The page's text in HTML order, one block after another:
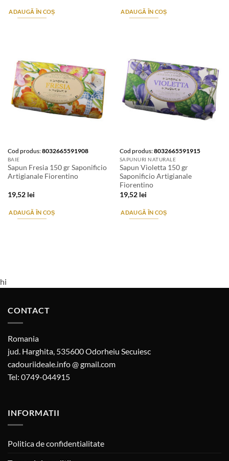
ADAUGĂ ÎN COȘ ADAUGĂ ÎN COȘ
Cod produs:8032665591908
BAIE
Sapun Fresia 150 gr Saponificio
Artigianale Fiorentino
19,52 lei
ADAUGĂ ÎN COȘ
Cod produs:8032665591915
SAPUNURI NATURALE
Sapun Violetta 150 gr
Saponificio Artigianale
Fiorentino
19,52 lei
ADAUGĂ ÎN COȘ
hi
CONTACT
Romania
jud. Harghita, 535600 Odorheiu Secuiesc
cadouriideale.info @ gmail.com
Tel: 0749-044915
INFORMATII
Politica de confidentialitate